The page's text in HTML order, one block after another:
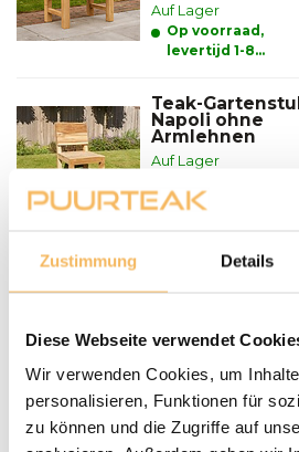
Zustimmung Details
Diese Webseite verwendet
Wir verwenden Cookies, um
personalisieren, Funktionen für
zu können und die Zugriffe auf
Auf Lager
Op voorraad,
levertijd 1-8
Teak-
Napoli ohne
Armlehnen
Auf Lager
levertijd 1-8
Fragen zu einem unserer
voor jouw inrichting.
Neem
Lieferung und Abholung
LIEFERN: